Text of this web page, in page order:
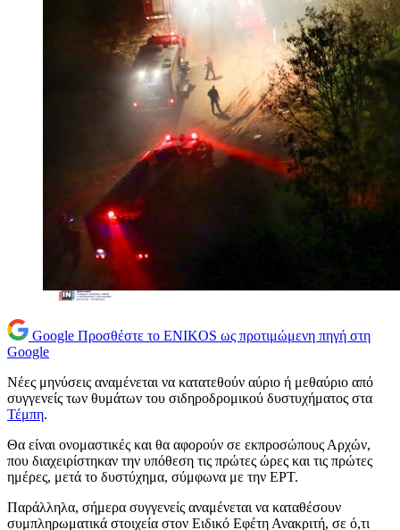
Google Προσθέστε το ENIKOS ως προτιμώμενη πηγή στη
Google
Νέες μηνύσεις αναμένεται να κατατεθούν αύριο ή μεθαύριο από
συγγενείς των θυμάτων του σιδηροδρομικού δυστυχήματος στα
Τέμπη.
Θα είναι ονομαστικές και θα αφορούν σε εκπροσώπους Αρχών,
που διαχειρίστηκαν την υπόθεση τις πρώτες ώρες και τις πρώτες
ημέρες, μετά το δυστύχημα, σύμφωνα με την ΕΡΤ.
Παράλληλα, σήμερα συγγενείς αναμένεται να καταθέσουν
συμπληρωματικά στοιχεία στον Ειδικό Εφέτη Ανακριτή, σε ό,τι